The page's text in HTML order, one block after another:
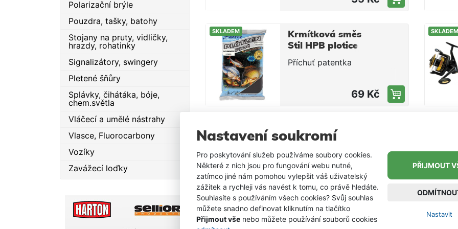
Nastavení soukromí
Pro poskytování služeb používáme soubory cookies.
Některé z nich jsou pro fungování webu nutné,
zatímco jiné nám pomohou vylepšit váš uživatelský
zážitek a rychleji vás navést k tomu, co právě hledáte.
Souhlasíte s používáním všech cookies? Svůj souhlas
můžete snadno definovat kliknutím na tlačítko
Přijmout vše nebo můžete používání souborů cookies
PŘIJMOUT
Nastavit
Polarizační brýle
Pouzdra, tašky, batohy
Stojany na pruty, vidličky,
hrazdy, rohatinky
Signalizátory, swingery
Pletené šňůry
Splávky, čihátáka, bóje,
chem.světla
Vláčecí a umělé nástrahy
Vlasce, Fluorocarbony
Vozíky
Zavážecí loďky
SKLADEM
Krmítková směs
Stil HPB plotice
tmavá / patentka
1kg
Příchuť patentka
69 Kč
SKLADEM
Obalovačka Carp
Servis Václavík -
přírodní játra /
150g
Obalovačka slouží jako
plastický atraktor pro
zatraktivnění téměř jakékoli
nástrahy pro sportovní
rybolov. Obalovačku
namodelujete na nástrahu ve
vrstvě cca 2–4 mm.
85 Kč